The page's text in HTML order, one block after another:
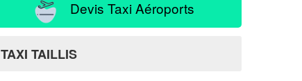
Devis Taxi Aéroports
TAXI TAILLIS